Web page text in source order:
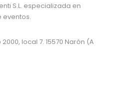
S.L. especializada en
eventos.
local 7. 15570 Narón (A